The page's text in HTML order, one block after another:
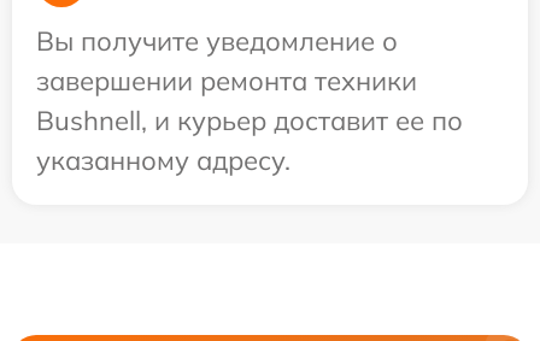
Вы получите уведомление о
завершении ремонта техники
Bushnell, и курьер доставит ее по
указанному адресу.